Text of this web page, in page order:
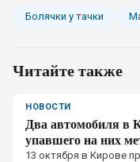
Болячки у тачки
Читайте также
НОВОСТИ
Два автомобиля в
упавшего на них
13 октября в Кирове